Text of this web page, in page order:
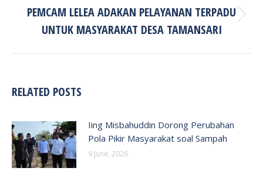
Next
post:
PEMCAM LELEA ADAKAN PELAYANAN TERPADU
UNTUK MASYARAKAT DESA TAMANSARI
RELATED POSTS
Iing Misbahuddin Dorong Perubahan
Pola Pikir Masyarakat soal Sampah
9 June, 2026